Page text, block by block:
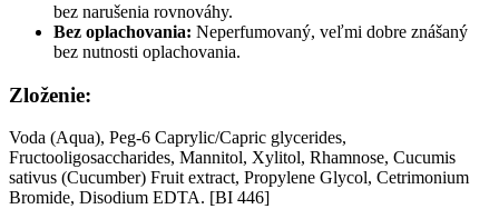
bez narušenia rovnováhy.
Bez oplachovania: Neperfumovaný, veľmi dobre znášaný
bez nutnosti oplachovania.
Zloženie:
Voda (Aqua), Peg-6 Caprylic/Capric glycerides,
Fructooligosaccharides, Mannitol, Xylitol, Rhamnose, Cucumis
sativus (Cucumber) Fruit extract, Propylene Glycol, Cetrimonium
Bromide, Disodium EDTA. [BI 446]